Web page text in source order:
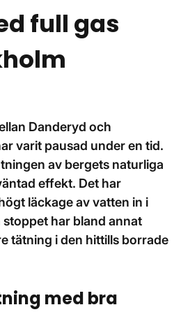
full gas
Danderyd och
varit pausad under en tid.
av bergets naturliga
effekt. Det har
läckage av vatten in i
har bland annat
tätning i den hittills borrade
med bra